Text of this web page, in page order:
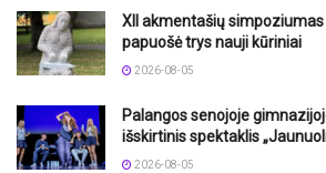
XII akmentašių
papuošė trys nauji kūriniai
2026-08-05
Palangos senojoje
išskirtinis spektaklis
2026-08-05